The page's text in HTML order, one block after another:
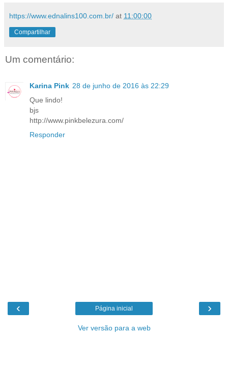
https://www.ednalins100.com.br/ at 11:00:00
Compartilhar
Um comentário:
Karina Pink 28 de junho de 2016 às 22:29
Que lindo!
bjs
http://www.pinkbelezura.com/
Responder
‹ ›
Página inicial
Ver versão para a web